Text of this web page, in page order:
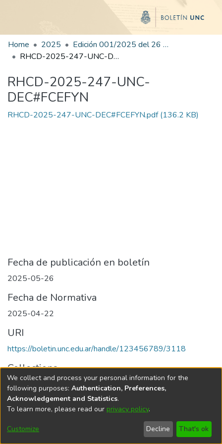
Home 2025
Edición 001/2025 del 26 de mayo de 2025
RHCD-2025-247-UNC-DEC#FCEFYN
RHCD-2025-247-UNC-
DEC#FCEFYN
RHCD-2025-247-UNC-DEC#FCEFYN.pdf(136.2 KB)
Fecha de publicación en boletín
2025-05-26
Fecha de Normativa
2025-04-22
URI
https://boletin.unc.edu.ar/handle/123456789/3118
Collections
Edición 001/2025 del 26 de mayo de 2025
Universidad Nacional de Córdoba
We collect and process your personal information for the
following purposes: Authentication, Preferences,
Acknowledgement and Statistics.
To learn more, please read our privacy policy.
Customize Decline That's ok